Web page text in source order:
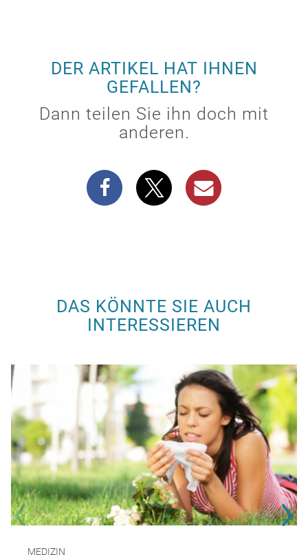
DER ARTIKEL HAT IHNEN
GEFALLEN?
Dann teilen Sie ihn doch mit
anderen.
DAS KÖNNTE SIE AUCH
INTERESSIEREN
MEDIZIN